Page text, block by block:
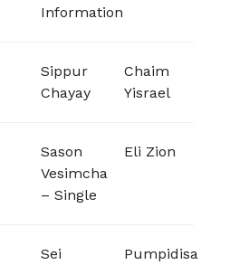
Information
Sippur
Chayay
Chaim
Yisrael
Sason
Vesimcha
– Single
Eli Zion
Sei
Pumpidisa